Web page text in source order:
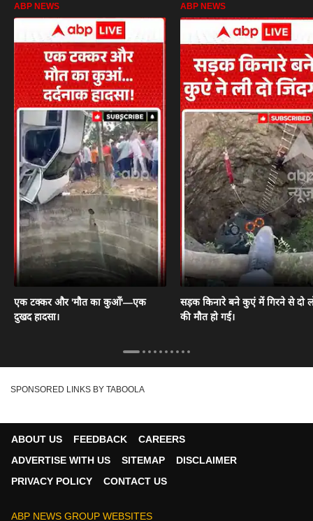
ABP NEWS
एक टक्कर और 'मौत का कुआँ'—एक
दुखद हादसा।
ABP NEWS
सड़क किनारे बने कुएं में गिरने से दो
की मौत हो गई।
SPONSORED LINKS BY TABOOLA
ABOUT US FEEDBACK
CAREERS
ADVERTISE WITH US
SITEMAP
DISCLAIMER
PRIVACY POLICY
CONTACT US
ABP NEWS GROUP WEBSITES